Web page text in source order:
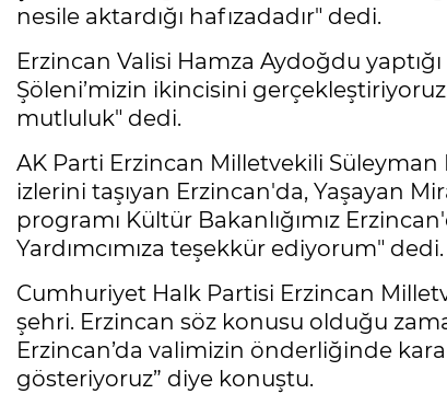
nesile aktardığı hafızadadır" dedi.
Erzincan Valisi Hamza Aydoğdu
Şöleni’mizin ikincisini
mutluluk" dedi.
AK Parti Erzincan Milletvekili
izlerini taşıyan Erzincan'da, Yaşayan
programı Kültür Bakanlığımız
Yardımcımıza teşekkür ediyorum" dedi.
Cumhuriyet Halk Partisi Erzincan
şehri. Erzincan söz konusu olduğu
Erzincan’da valimizin önderliğinde
gösteriyoruz” diye konuştu.